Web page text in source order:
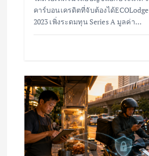
คาร์บอนเครดิตที่จับต้องได้
2023 เพิ่งระดมทุน Series A มูลค่า…